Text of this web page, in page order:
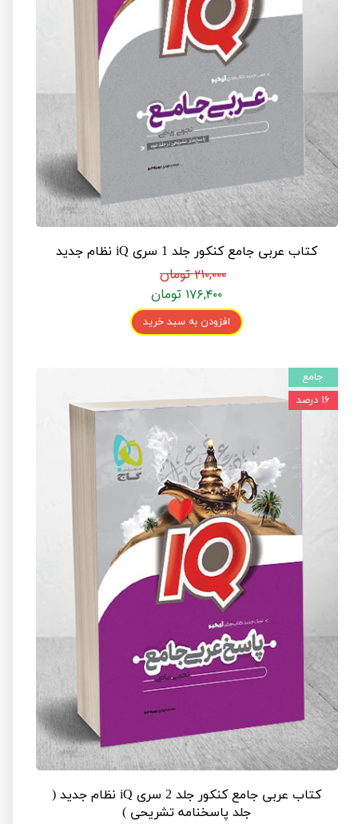
کتاب عربی جامع کنکور جلد 1 سری iQ نظام جدید
۲۱۰,۰۰۰ تومان
۱۷۶,۴۰۰ تومان
افزودن به سبد خرید
کتاب عربی جامع کنکور جلد 2 سری iQ نظام جدید (
جلد پاسخنامه تشریحی )
جامع
۱۶ درصد